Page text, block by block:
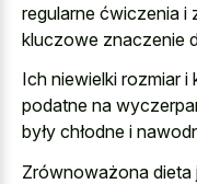
regularne ćwiczenia i
kluczowe znaczenie
Ich niewielki rozmiar i
podatne na
były chłodne i
Zrównoważona dieta